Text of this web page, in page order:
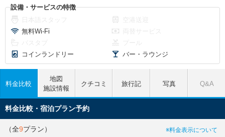
設備・サービスの特徴
無料Wi-Fi
コインランドリー
バー・ラウンジ
料金比較
地図
施設情報
クチコミ 旅行記 写真 Q&A
料金比較・宿泊プラン予約
（全9プラン） ※料金表示について